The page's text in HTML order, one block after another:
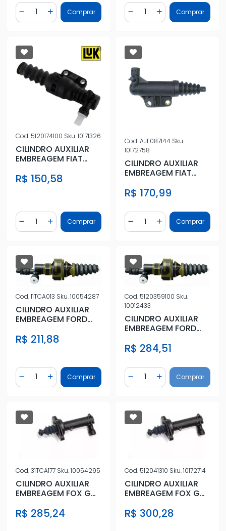
Diminuir Quantidade
Quantidade
Adicionar Quantidade
Comprar Diminuir Quantidade
Quantidade
AdicionarComprar
Cod. 5120174100 Sku.10171326
CILINDRO AUXILIAR
EMBREAGEM FIAT
FIRE
R$ 150,58
Diminuir Quantidade
Quantidade
Adicionar Quantidade
Comprar
Cod.AJE087144 Sku.
10172758
CILINDRO AUXILIAR
EMBREAGEM FIAT
FIRE
R$ 170,99
Diminuir Quantidade
Quantidade
AdicionarComprar
Cod.11TCA013 Sku.10054287
CILINDRO AUXILIAR
EMBREAGEM FORD
A 2018
R$ 211,88
Diminuir Quantidade
Quantidade
Adicionar Quantidade
Comprar
Cod. 5120359100 Sku.
10012433
CILINDRO AUXILIAR
EMBREAGEM FORD
A 2018
R$ 284,51
Diminuir Quantidade
Quantidade
AdicionarComprar
Cod.31TCA177 Sku.10054295
CILINDRO AUXILIAR
EMBREAGEM FOX GOL
R$ 285,24
Cod. 512041310 Sku.10172714
CILINDRO AUXILIAR
EMBREAGEM FOX GOL
R$ 300,28